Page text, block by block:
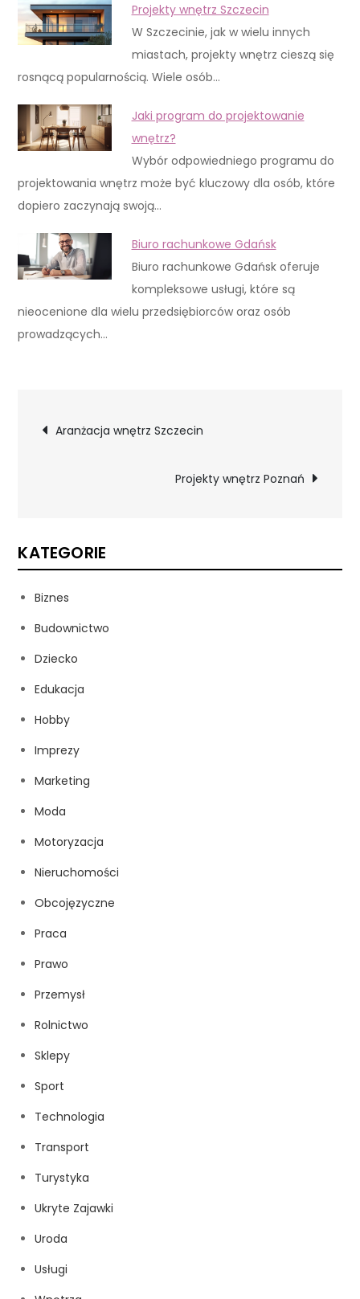
Projekty wnętrz Szczecin
W Szczecinie, jak w wielu innych
miastach, projekty wnętrz cieszą się
rosnącą popularnością. Wiele osób…
Jaki program do projektowanie
wnętrz?
Wybór odpowiedniego programu do
projektowania wnętrz może być kluczowy dla osób, które
dopiero zaczynają swoją…
Biuro rachunkowe Gdańsk
Biuro rachunkowe Gdańsk oferuje
kompleksowe usługi, które są
nieocenione dla wielu przedsiębiorców oraz osób
prowadzących…
Nawigacja
Aranżacja wnętrz Szczecin
Projekty wnętrz Poznań
KATEGORIE
Biznes
Budownictwo
Dziecko
Edukacja
Hobby
Imprezy
Marketing
Moda
Motoryzacja
Nieruchomości
Obcojęzyczne
Praca
Prawo
Przemysł
Rolnictwo
Sklepy
Sport
Technologia
Transport
Turystyka
Ukryte Zajawki
Uroda
Usługi